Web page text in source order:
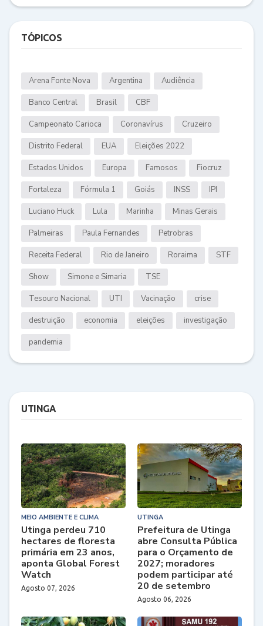
TÓPICOS
Arena Fonte Nova Argentina Audiência
Banco Central Brasil CBF
Campeonato Carioca Coronavírus Cruzeiro
Distrito Federal EUA Eleições 2022
Estados Unidos Europa Famosos Fiocruz
Fortaleza Fórmula 1 Goiás INSS IPI
Luciano Huck Lula Marinha Minas Gerais
Palmeiras Paula Fernandes Petrobras
Receita Federal Rio de Janeiro Roraima STF
Show Simone e Simaria TSE
Tesouro Nacional UTI Vacinação crise
destruição economia eleições investigação
pandemia
UTINGA
MEIO AMBIENTE E CLIMA
Utinga perdeu 710
hectares de floresta
primária em 23 anos,
aponta Global Forest
Watch
Agosto 07, 2026
UTINGA
Prefeitura de Utinga
abre Consulta Pública
para o Orçamento de
2027; moradores
podem participar até
20 de setembro
Agosto 06, 2026